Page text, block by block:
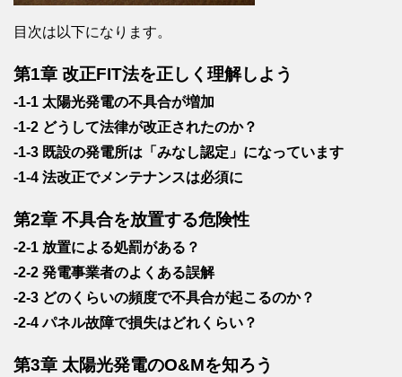
目次は以下になります。
第1章 改正FIT法を正しく理解しよう
-1-1 太陽光発電の不具合が増加
-1-2 どうして法律が改正されたのか？
-1-3 既設の発電所は「みなし認定」になっています
-1-4 法改正でメンテナンスは必須に
第2章 不具合を放置する危険性
-2-1 放置による処罰がある？
-2-2 発電事業者のよくある誤解
-2-3 どのくらいの頻度で不具合が起こるのか？
-2-4 パネル故障で損失はどれくらい？
第3章 太陽光発電のO&Mを知ろう